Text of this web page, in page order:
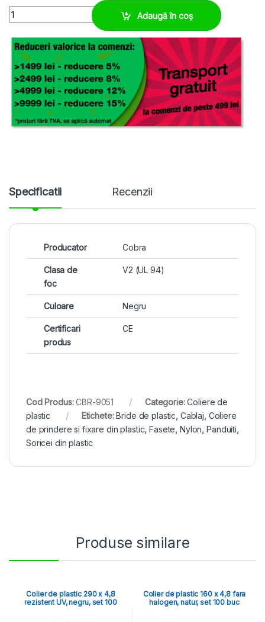
Colier de plastic 100 x 2,5 rezistent UV, negru, set 100 buc quantity
Adaugă în coș
Specificatii Recenzii
Producator Cobra
Clasa de
foc
V2 (UL 94)
Culoare Negru
Certificari
produs
CE
Cod Produs:CBR-9051 Categorie:Coliere de
plastic
Etichete:Bride de plastic, Cablaj, Coliere
de prindere si fixare din plastic,Fasete,Nylon,Panduiti,
Soricei din plastic
Produse similare
Colier de plastic 290 x 4,8
rezistent UV, negru, set 100
Colier de plastic 160 x 4,8 fara
halogen, natur, set 100 buc